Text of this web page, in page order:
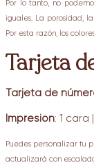
Por lo tanto, no
iguales. La porosidad,
Por esta razón, los
Tarjeta
Tarjeta de
Impresión: 1 cara |
Puedes personalizar tu
actualizará con